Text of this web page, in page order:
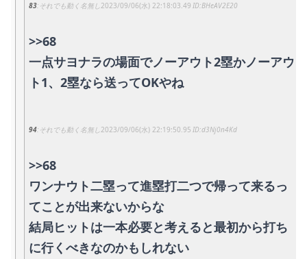
83 それでも動く名無し2023/09/06(水) 22:18:03.49 BHeAV2E20
>>68
一点サヨナラの場面でノーアウト2塁かノーアウ
ト1、2塁なら送ってOKやね
94 それでも動く名無し2023/09/06(水) 22:19:50.95 d3Nj0n4Kd
>>68
ワンナウト二塁って進塁打二つで帰って来るっ
てことが出来ないからな
結局ヒットは一本必要と考えると最初から打ち
に行くべきなのかもしれない